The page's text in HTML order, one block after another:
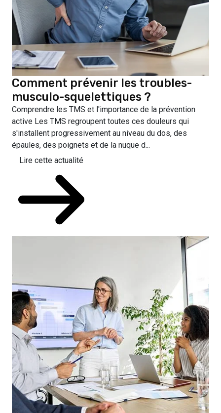
Comment prévenir les troubles-
musculo-squelettiques ?
Comprendre les TMS et l'importance de la prévention
active Les TMS regroupent toutes ces douleurs qui
s'installent progressivement au niveau du dos, des
épaules, des poignets et de la nuque d...
Lire cette actualité